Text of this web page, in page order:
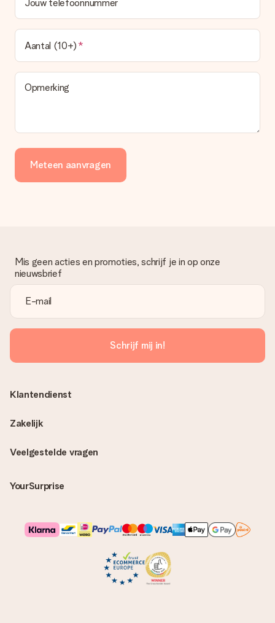
Jouw telefoonnummer
Aantal (10+)
Opmerking
Meteen aanvragen
Mis geen acties en promoties, schrijf je in op onze
nieuwsbrief
Schrijf mij in!
Veelgestelde vragen
YourSurprise
Klantendienst
Zakelijk